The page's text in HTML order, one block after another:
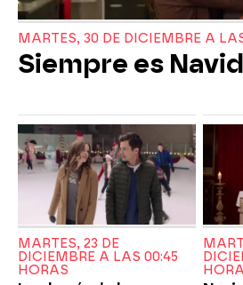
MARTES, 30 DE DICIEMBRE A
Siempre es
MARTES, 23 DE
DICIEMBRE A LAS 00:45
HORAS